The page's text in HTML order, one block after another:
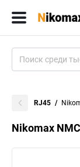
RJ45
Nikomax